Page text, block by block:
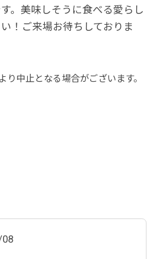
。美味しそうに食べる愛らし
！ご来場お待ちしておりま
中止となる場合がございます。